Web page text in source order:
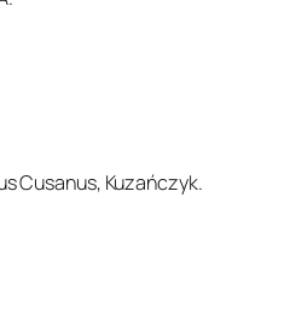
Cusanus, Kuzańczyk.